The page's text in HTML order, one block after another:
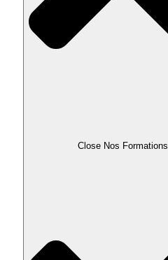
Close Nos Formations